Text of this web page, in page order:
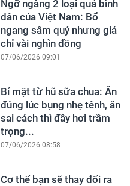
Ngỡ ngàng 2 loại quả bình
dân của Việt Nam: Bổ
ngang sâm quý nhưng giá
chỉ vài nghìn đồng
07/06/2026 09:01
Bí mật từ hũ sữa chua: Ăn
đúng lúc bụng nhẹ tênh, ăn
sai cách thì đầy hơi trầm
trọng...
07/06/2026 08:58
Cơ thể bạn sẽ thay đổi ra